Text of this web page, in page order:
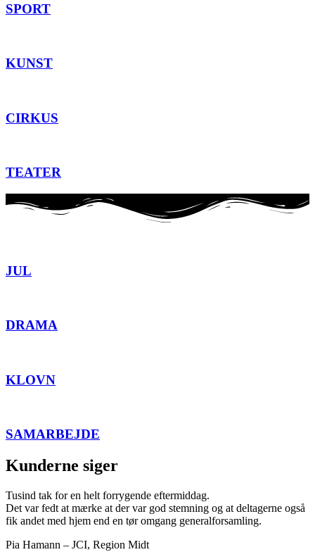
SPORT
KUNST
CIRKUS
TEATER
JUL
DRAMA
KLOVN
SAMARBEJDE
Kunderne siger
Tusind tak for en helt forrygende eftermiddag.
Det var fedt at mærke at der var god stemning og at deltagerne også
fik andet med hjem end en tør omgang generalforsamling.
Pia Hamann – JCI, Region Midt